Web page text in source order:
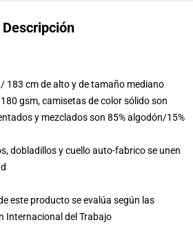
Descripción
183 cm de alto y de tamaño mediano
gsm, camisetas de color sólido son
y mezclados son 85% algodón/15%
dobladillos y cuello auto-fabrico se unen
este producto se evalúa según las
Internacional del Trabajo